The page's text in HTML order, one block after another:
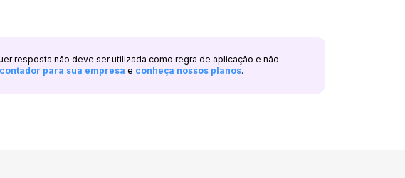
resposta não deve ser utilizada como regra de aplicação e não
para sua empresa e conheça nossos planos.